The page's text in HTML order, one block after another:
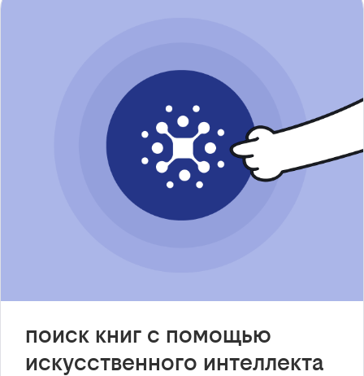
поиск книг с помощью
искусственного интеллекта